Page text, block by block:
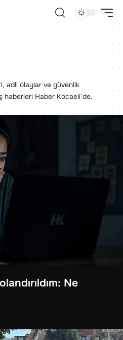
adli olaylar ve güvenlik
haberleri Haber Kocaeli’de.
Ne